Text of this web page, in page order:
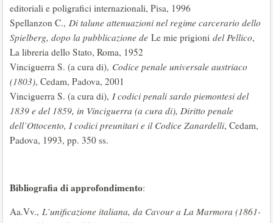
editoriali e poligrafici internazionali, Pisa, 1996
Spellanzon C., Di talune attenuazioni nel regime carcerario dello
Spielberg, dopo la pubblicazione de Le mie prigioni del Pellico,
La libreria dello Stato, Roma, 1952
Vinciguerra S. (a cura di), Codice penale universale austriaco
(1803), Cedam, Padova, 2001
Vinciguerra S. (a cura di), I codici penali sardo piemontesi del
1839 e del 1859, in Vinciguerra (a cura di), Diritto penale
dell’Ottocento, I codici preunitari e il Codice Zanardelli, Cedam,
Padova, 1993, pp. 350 ss.
Bibliografia di approfondimento:
Aa.Vv., L’unificazione italiana, da Cavour a La Marmora (1861-